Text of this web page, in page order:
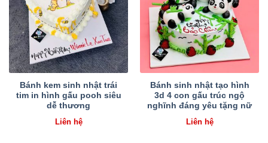
Bánh kem sinh nhật trái
tim in hình gấu pooh siêu
dễ thương
Liên hệ
Bánh sinh nhật tạo hình
3d 4 con gấu trúc ngộ
nghĩnh đáng yêu tặng nữ
Liên hệ